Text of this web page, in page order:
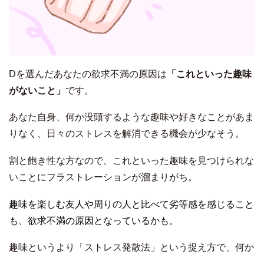
Dを選んだあなたの欲求不満の原因は 「これといった趣味
がないこと」 です。
あなた自身、何か没頭するような趣味や好きなことがあま
りなく、日々のストレスを解消できる機会が少なそう。
割と飽き性な方なので、これといった趣味を見つけられな
いことにフラストレーションが溜まりがち。
趣味を楽しむ友人や周りの人と比べて劣等感を感じること
も、欲求不満の原因となっているかも。
趣味というより「ストレス発散法」という捉え方で、何か